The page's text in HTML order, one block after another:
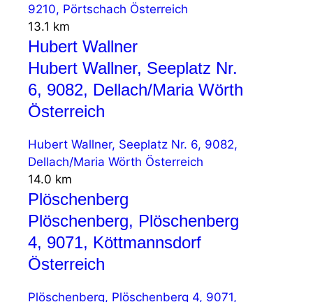
9210, Pörtschach Österreich
13.1 km
Hubert Wallner
Hubert Wallner, Seeplatz Nr.
6, 9082, Dellach/Maria Wörth
Österreich
Hubert Wallner, Seeplatz Nr. 6, 9082,
Dellach/Maria Wörth Österreich
14.0 km
Plöschenberg
Plöschenberg, Plöschenberg
4, 9071, Köttmannsdorf
Österreich
Plöschenberg, Plöschenberg 4, 9071,